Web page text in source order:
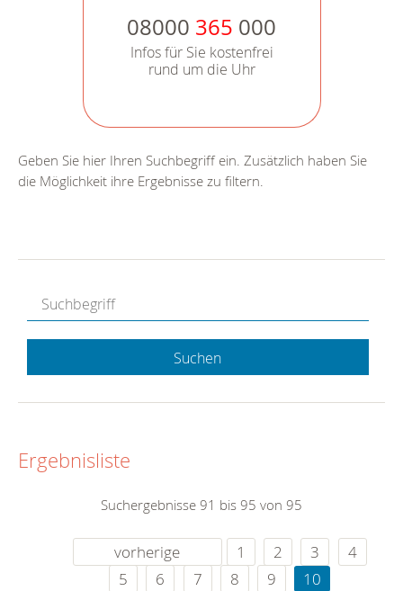
08000 365 000
Infos für Sie kostenfrei
rund um die Uhr
Geben Sie hier Ihren Suchbegriff ein. Zusätzlich haben Sie
die Möglichkeit ihre Ergebnisse zu filtern.
Suchen
Ergebnisliste
Suchergebnisse 91 bis 95 von 95
vorherige 1 2 3
4
5
6 7 8 9 10